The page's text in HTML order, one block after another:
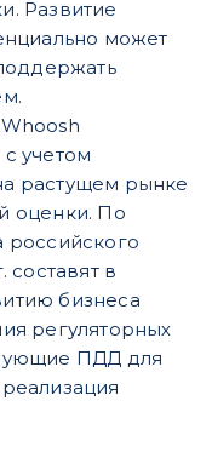
Развитие
может
учетом
растущем рынке
оценки. По
составят в
бизнеса
регуляторных
ПДД для